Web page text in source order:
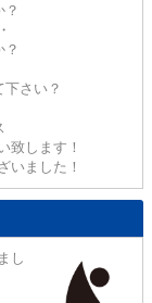
さい？
致します！
いました！
し